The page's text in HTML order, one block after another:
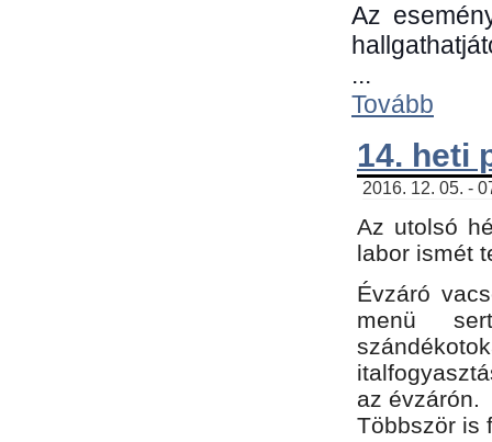
Az
...
Tovább
14. heti
2016. 12. 05. -
Az utolsó
labor ismét
Évzáró
menü
az évzárón.
Többször is